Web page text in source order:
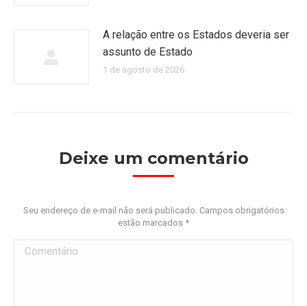
A relação entre os Estados deveria ser
assunto de Estado
1 de agosto de 2026
Deixe um comentário
Seu endereço de e-mail não será publicado. Campos obrigatórios
estão marcados *
Comentário